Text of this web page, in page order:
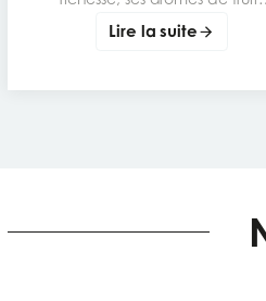
mûrs et son caractère
généreux. Un cépage
Lire la suite